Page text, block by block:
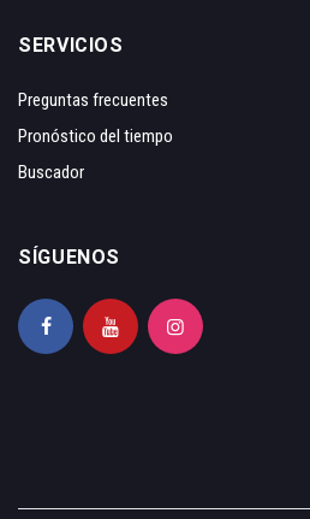
SERVICIOS
Preguntas frecuentes
Pronóstico del tiempo
Buscador
SÍGUENOS